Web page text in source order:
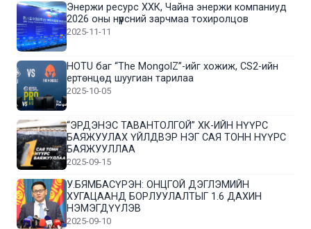
Энержи ресурс ХХК, Чайна энержи компаниуд
2026 оны нүүрсний зарчмаа тохиролцов
2025-11-11
HOTU баг “The MongolZ”-ийг хожиж, CS2-ийн
ертөнцөд шуугиан тарилаа
2025-10-05
“ЭРДЭНЭС ТАВАНТОЛГОЙ” ХК-ИЙН НҮҮРС
БАЯЖУУЛАХ ҮЙЛДВЭР НЭГ САЯ ТОНН НҮҮРС
БАЯЖУУЛЛАА
2025-09-15
У.БЯМБАСҮРЭН: ОНЦГОЙ ДЭГЛЭМИЙН
ХУГАЦААНД БОРЛУУЛАЛТЫГ 1.6 ДАХИН
НЭМЭГДҮҮЛЭВ
2025-09-10